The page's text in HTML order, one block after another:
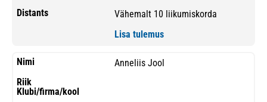
Vähemalt 10 liikumiskorda
Lisa tulemus
Anneliis Jool